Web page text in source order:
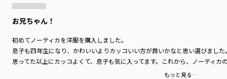
お兄ちゃん！
初めてノーティカを洋服を購入しました。
息子も四年生になり、かわいいよりカッコいい方が良いかなと思い選びました
思ってた以上にカッコよくて、息子も気に入ってます。これから、ノーティ
もっと見る…